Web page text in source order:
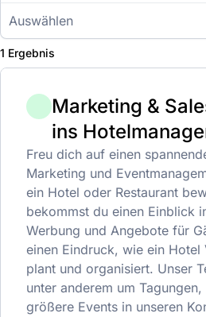
Auswählen
1 Ergebnis
Marketing &
ins
Freu dich auf einen
Marketing und
ein Hotel oder Restaurant
bekommst du einen Einblick
Werbung und Angebote für
einen Eindruck, wie ein Hotel
plant und organisiert. Unser
unter anderem um
größere Events in unseren